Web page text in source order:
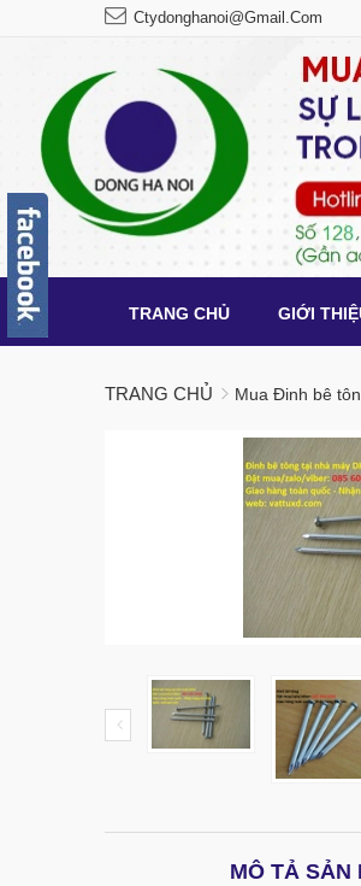
Ctydonghanoi@gmail.com
TRANG CHỦ GIỚI
TRANG CHỦ Mua Đinh bê
MÔ TẢ SẢN